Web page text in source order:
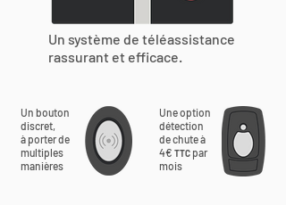
Un système de téléassistance
rassurant et efficace.
Un bouton
discret,
à porter de
multiples
manières
Une option
détection
de chute à
4€ TTC par
mois